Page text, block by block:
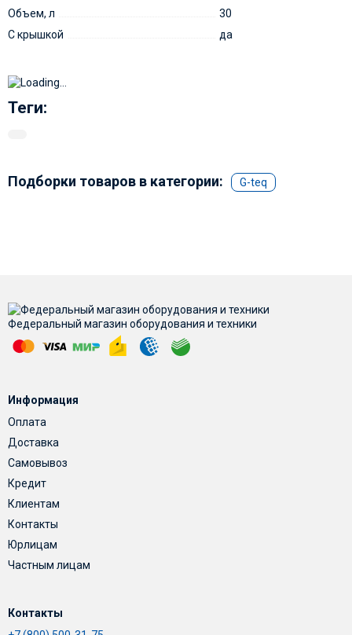
Объем, л
30
С крышкой
да
Теги:
Подборки товаров в категории: G-teq
Федеральный магазин оборудования и техники
Информация
Оплата
Доставка
Самовывоз
Кредит
Клиентам
Контакты
Юрлицам
Частным лицам
Контакты